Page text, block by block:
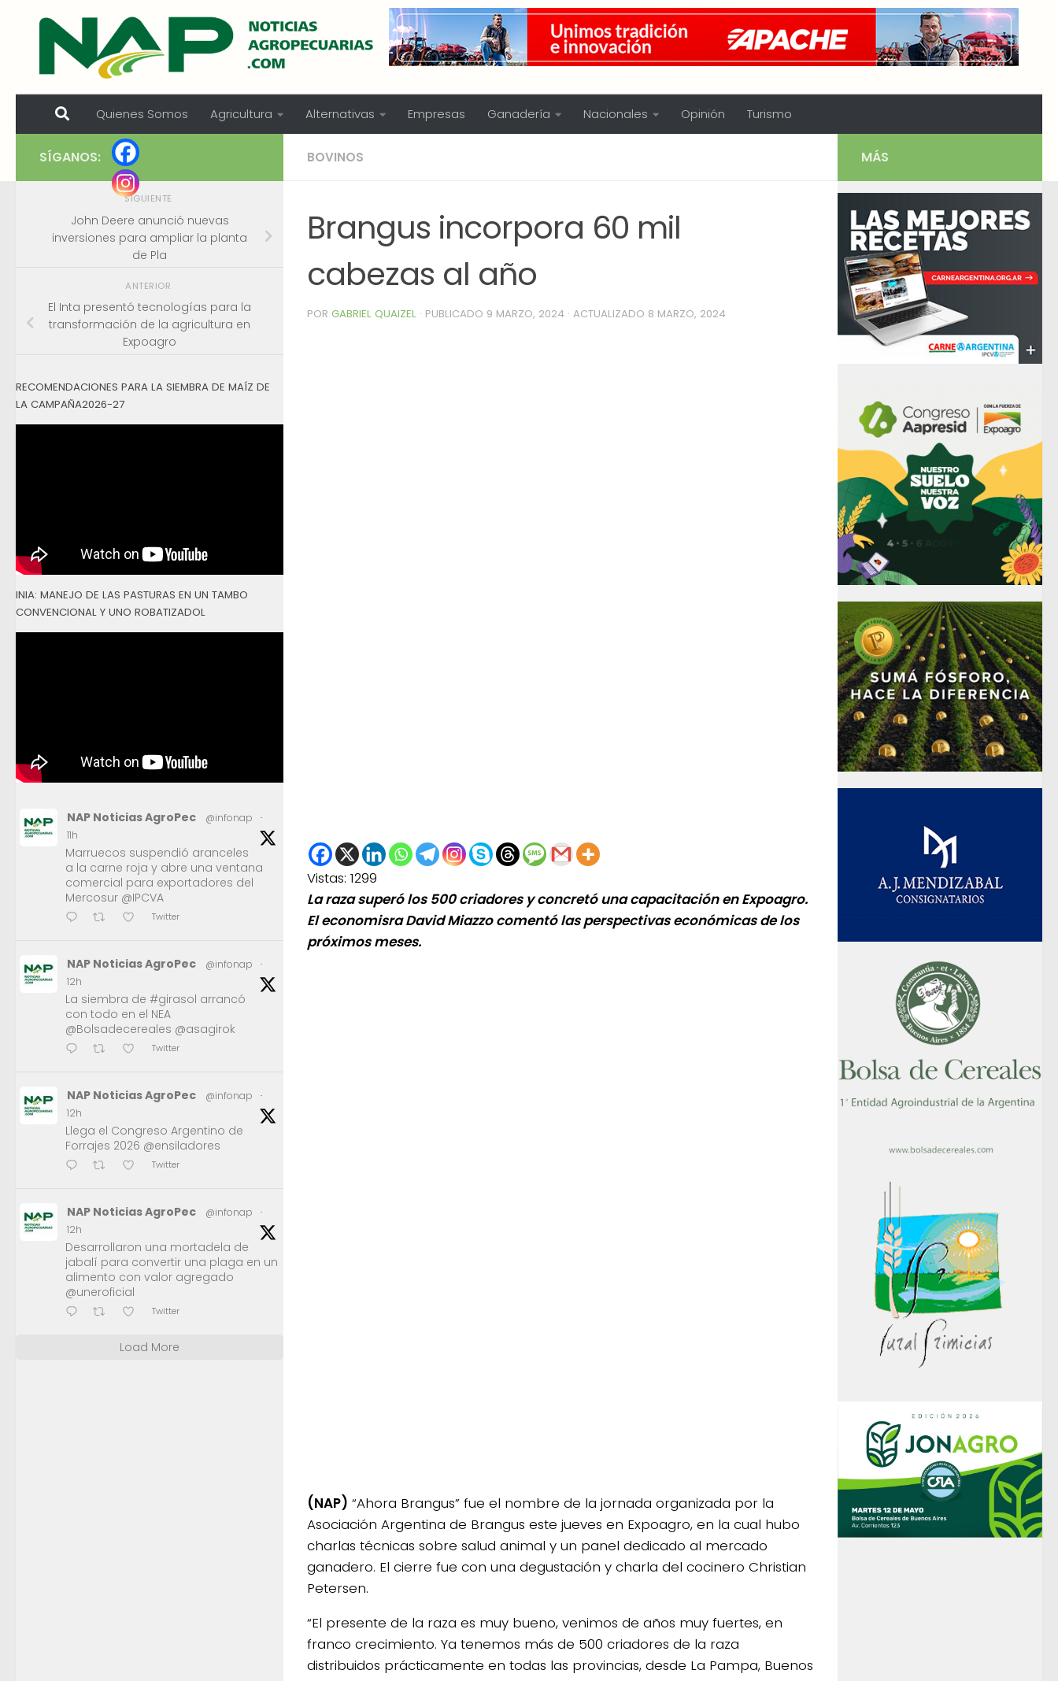
Skip to content
Quienes Somos Agricultura Alternativas Empresas Ganadería Nacionales Opinión Turismo
BOVINOS
Brangus incorpora 60 mil
cabezas al año
POR GABRIEL QUAIZEL · PUBLICADO 9 MARZO, 2024 · ACTUALIZADO 8 MARZO, 2024
Vistas: 1299
La raza superó los 500 criadores y concretó una capacitación en Expoagro.
El economisra David Miazzo comentó las perspectivas económicas de los
próximos meses.
(NAP) “Ahora Brangus” fue el nombre de la jornada organizada por la
Asociación Argentina de Brangus este jueves en Expoagro, en la cual hubo
charlas técnicas sobre salud animal y un panel dedicado al mercado
ganadero. El cierre fue con una degustación y charla del cocinero Christian
Petersen.
“El presente de la raza es muy bueno, venimos de años muy fuertes, en
franco crecimiento. Ya tenemos más de 500 criadores de la raza
distribuidos prácticamente en todas las provincias, desde La Pampa, Buenos
SÍGANOS:
SIGUIENTE
John Deere anunció nuevas
inversiones para ampliar la planta
de Pla
ANTERIOR
El Inta presentó tecnologías para la
transformación de la agricultura en
Expoagro
RECOMENDACIONES PARA LA SIEMBRA DE MAÍZ DE
LA CAMPAÑA2026-27
INIA: MANEJO DE LAS PASTURAS EN UN TAMBO
CONVENCIONAL Y UNO ROBATIZADOL
NAP Noticias AgroPec @infonap
·
11h
Marruecos suspendió aranceles
a la carne roja y abre una ventana
comercial para exportadores del
Mercosur @IPCVA
Twitter
NAP Noticias AgroPec @infonap
·
12h
La siembra de #girasol arrancó
con todo en el NEA
@Bolsadecereales @asagirok
Twitter
NAP Noticias AgroPec @infonap
·
12h
Llega el Congreso Argentino de
Forrajes 2026 @ensiladores
Twitter
NAP Noticias AgroPec @infonap
·
12h
Desarrollaron una mortadela de
jabalí para convertir una plaga en un
alimento con valor agregado
@uneroficial
Twitter
Load More
MÁS